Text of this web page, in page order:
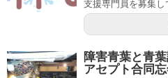
支援専門員を募集し
障害青葉と青
アセプト合同